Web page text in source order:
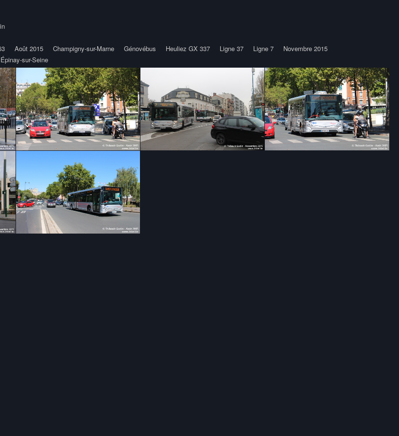
Août 2015 Champigny-sur-Marne Génovébus Heuliez GX 337 Ligne 37 Ligne 7
Novembre 2015
Épinay-sur-Seine